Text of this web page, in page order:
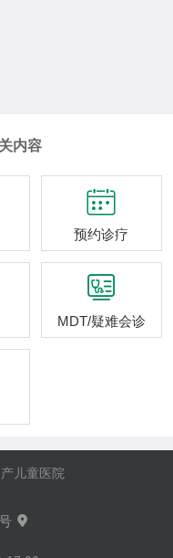
内容

预约诊疗

MDT/疑难会诊
儿童医院
